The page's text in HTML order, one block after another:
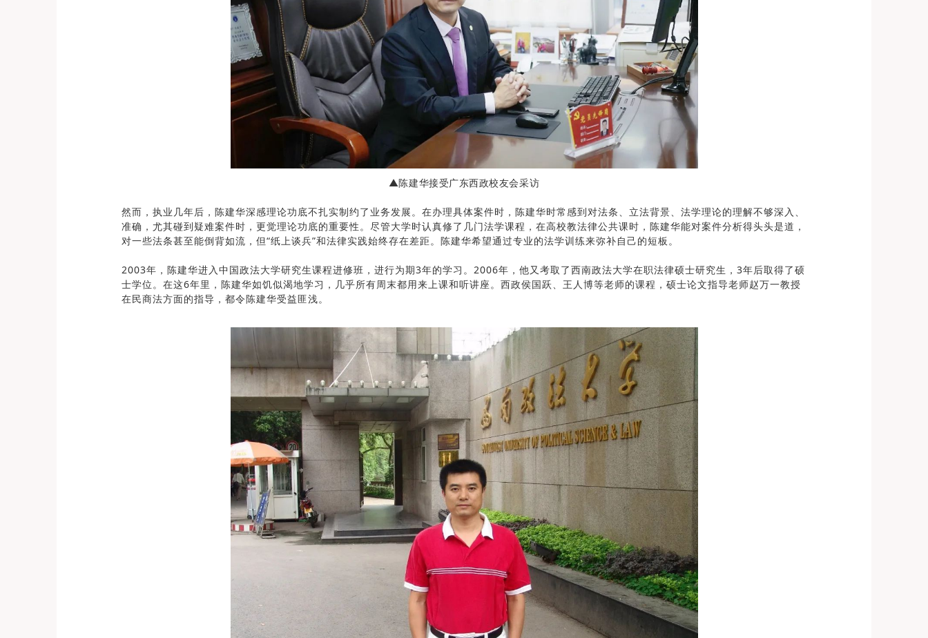
▲陈建华接受广东西政校友会采访
然而，执业几年后，陈建华深感理论功底不扎实制约了业务发展。在办理具体案件时，陈建华时常感到对法条、立法背景、法学理论的理解不够深入、
准确，尤其碰到疑难案件时，更觉理论功底的重要性。尽管大学时认真修了几门法学课程，在高校教法律公共课时，陈建华能对案件分析得头头是道，
对一些法条甚至能倒背如流，但“纸上谈兵”和法律实践始终存在差距。陈建华希望通过专业的法学训练来弥补自己的短板。
2003年，陈建华进入中国政法大学研究生课程进修班，进行为期3年的学习。2006年，他又考取了西南政法大学在职法律硕士研究生，3年后取得了硕
士学位。在这6年里，陈建华如饥似渴地学习，几乎所有周末都用来上课和听讲座。西政侯国跃、王人博等老师的课程，硕士论文指导老师赵万一教授
在民商法方面的指导，都令陈建华受益匪浅。